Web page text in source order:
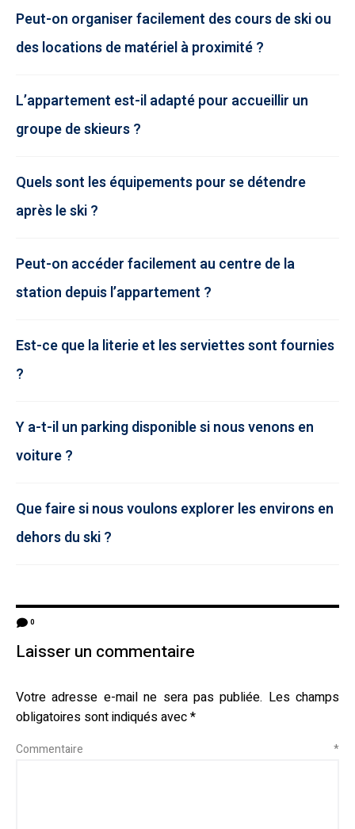
Peut-on organiser facilement des cours de ski ou
des locations de matériel à proximité ?
L’appartement est-il adapté pour accueillir un
groupe de skieurs ?
Quels sont les équipements pour se détendre
après le ski ?
Peut-on accéder facilement au centre de la
station depuis l’appartement ?
Est-ce que la literie et les serviettes sont fournies
?
Y a-t-il un parking disponible si nous venons en
voiture ?
Que faire si nous voulons explorer les environs en
dehors du ski ?
0
Laisser un commentaire
Votre adresse e-mail ne sera pas publiée. Les champs
obligatoires sont indiqués avec*
Commentaire *